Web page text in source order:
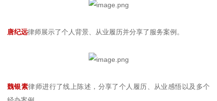
唐纪远律师展示了个人背景、从业履历并分享了服务案例。
魏银素律师进行了线上陈述，分享了个人履历、从业感悟以及多个